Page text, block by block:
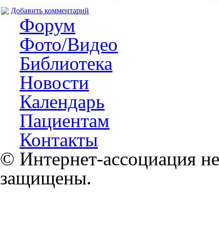
Добавить комментарий
Форум
Фото/Видео
Библиотека
Новости
Календарь
Пациентам
Контакты
© Интернет-ассоциация
защищены.